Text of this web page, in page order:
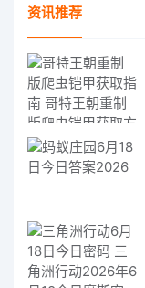
资讯推荐